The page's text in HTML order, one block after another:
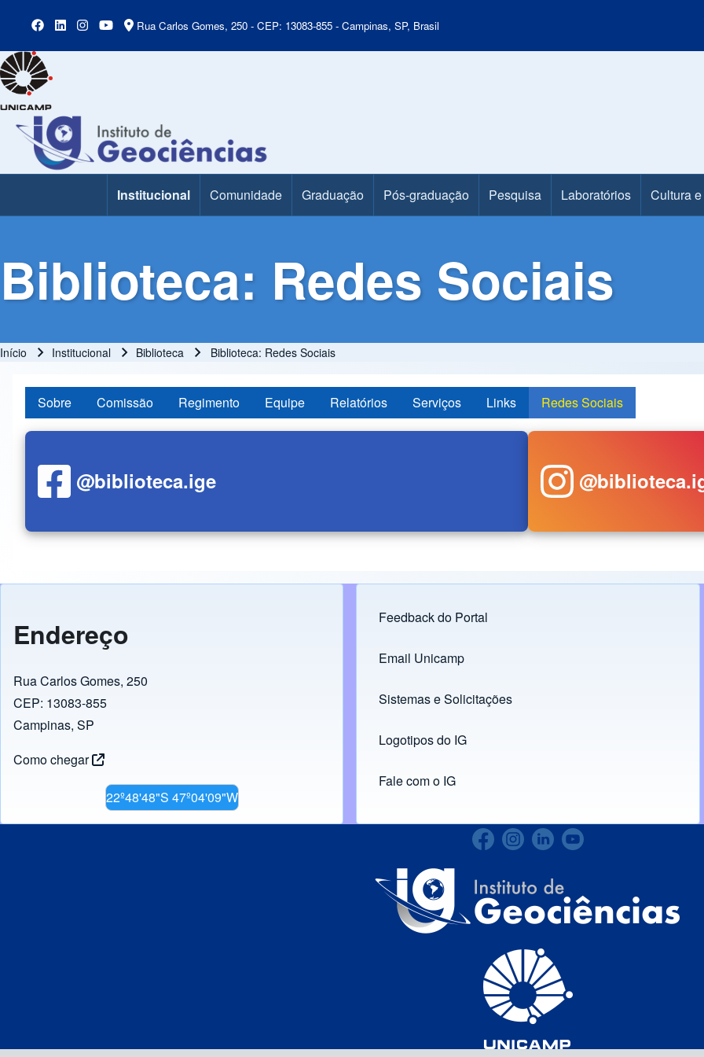
Rua Carlos Gomes, 250 - CEP: 13083-855 - Campinas, SP, Brasil
Main MenuInstitucional Comunidade Graduação Pós-graduação Pesquisa Laboratórios Cultura
Biblioteca: Redes Sociais
Trilha de navegação
Início Institucional Biblioteca Biblioteca: Redes Sociais
Sobre Comissão Regimento Equipe Relatórios Serviços Links Redes Sociais
@biblioteca.ige
Endereço
Rua Carlos Gomes, 250
CEP: 13083-855
Campinas, SP
Como chegar
22º48'48"S 47º04'09"W
Footer menu
Feedback do Portal
Links
Email Unicamp
(opens in new tab)
Sistemas e Solicitações
(opens in new tab)
Logotipos do IG
(opens in new tab)
Fale com o IG